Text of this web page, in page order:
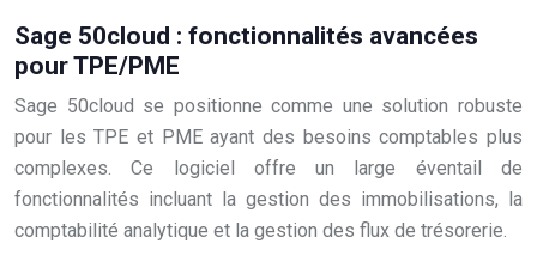
Sage 50cloud : fonctionnalités avancées
pour TPE/PME
Sage 50cloud se positionne comme une solution robuste
pour les TPE et PME ayant des besoins comptables plus
complexes. Ce logiciel offre un large éventail de
fonctionnalités incluant la gestion des immobilisations, la
comptabilité analytique et la gestion des flux de trésorerie.